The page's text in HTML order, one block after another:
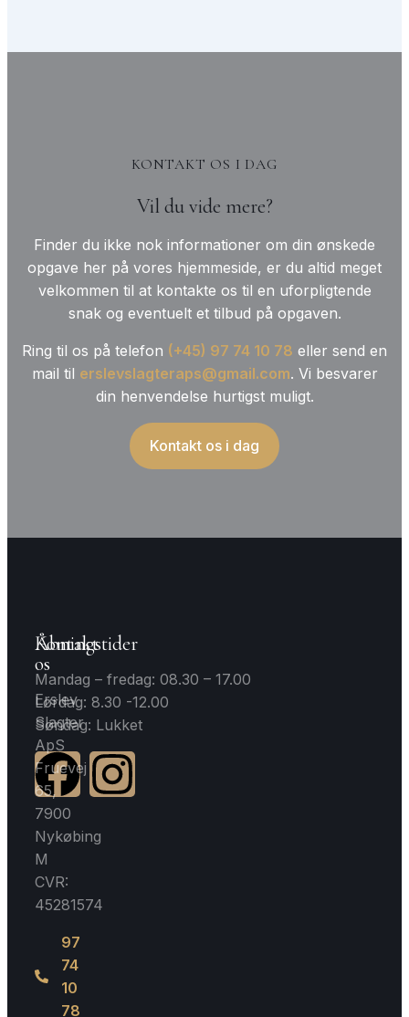
KONTAKT OS I DAG
Vil du vide mere?
Finder du ikke nok informationer om din ønskede
opgave her på vores hjemmeside, er du altid meget
velkommen til at kontakte os til en uforpligtende
snak og eventuelt et tilbud på opgaven.
Ring til os på telefon (+45) 97 74 10 78 eller send en
mail til erslevslagteraps@gmail.com. Vi besvarer
din henvendelse hurtigst muligt.
Kontakt os i dag
Åbningstider
Mandag – fredag: 08.30 – 17.00
Lørdag: 8.30 -12.00
Søndag: Lukket
Kontakt
os
Erslev
Slagter
ApS
Fruevej
65,
7900
Nykøbing
M
CVR:
45281574
97
74
10
78